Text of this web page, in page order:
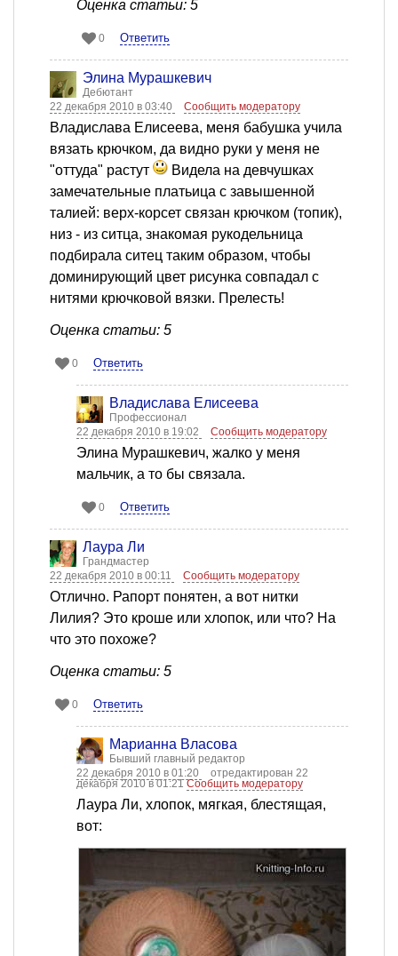
Оценка статьи: 5
0 Ответить
Элина Мурашкевич
Дебютант
22 декабря 2010 в 03:40
Сообщить модератору
Владислава Елисеева, меня бабушка учила
вязать крючком, да видно руки у меня не
"оттуда" растут
Видела на девчушках
замечательные платьица с завышенной
талией: верх-корсет связан крючком (топик),
низ - из ситца, знакомая рукодельница
подбирала ситец таким образом, чтобы
доминирующий цвет рисунка совпадал с
нитями крючковой вязки. Прелесть!
Оценка статьи: 5
0 Ответить
Владислава Елисеева
Профессионал
22 декабря 2010 в 19:02
Сообщить модератору
Элина Мурашкевич, жалко у меня
мальчик, а то бы связала.
0 Ответить
Лаура Ли
Грандмастер
22 декабря 2010 в 00:11
Сообщить модератору
Отлично. Рапорт понятен, а вот нитки
Лилия? Это кроше или хлопок, или что? На
что это похоже?
Оценка статьи: 5
0 Ответить
Марианна Власова
Бывший главный редактор
22 декабря 2010 в 01:20
отредактирован 22
декабря 2010 в 01:21Сообщить модератору
Лаура Ли, хлопок, мягкая, блестящая,
вот: